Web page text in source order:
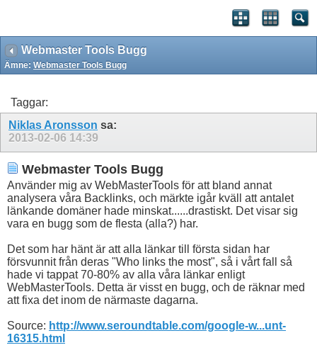
Webmaster Tools Bugg
Ämne: Webmaster Tools Bugg
Taggar:
Niklas Aronsson sa:
2013-02-06 14:39
Webmaster Tools Bugg
Använder mig av WebMasterTools för att bland annat
analysera våra Backlinks, och märkte igår kväll att antalet
länkande domäner hade minskat......drastiskt. Det visar sig
vara en bugg som de flesta (alla?) har.
Det som har hänt är att alla länkar till första sidan har
försvunnit från deras "Who links the most", så i vårt fall så
hade vi tappat 70-80% av alla våra länkar enligt
WebMasterTools. Detta är visst en bugg, och de räknar med
att fixa det inom de närmaste dagarna.
Source: http://www.seroundtable.com/google-w...unt-
16315.html